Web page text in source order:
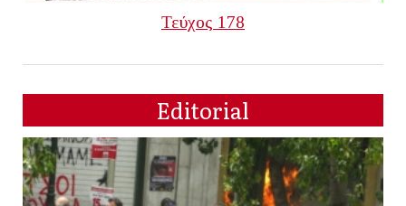
Τεύχος 178
Editorial